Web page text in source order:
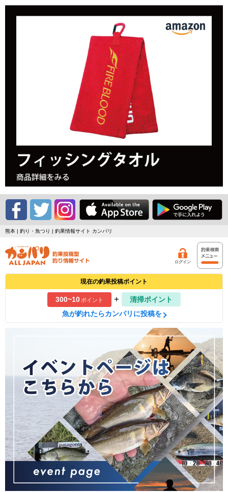
熊本 | 釣り・魚つり | 釣果情報サイト カンパリ
ログイン
現在の釣果投稿ポイント
300~10ポイント +
清掃ポイント
魚が釣れたらカンパリに投稿を